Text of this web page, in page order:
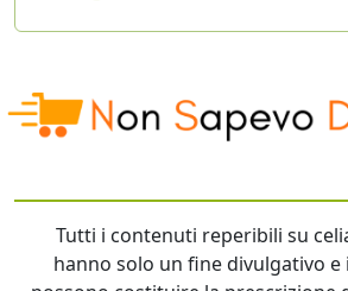
Tutti i contenuti reperibili su
hanno solo un fine divulgativo e